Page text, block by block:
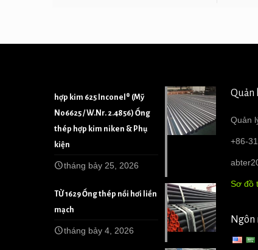
hợp kim 625 Inconel® (Mỹ
N06625 / W.Nr. 2.4856) Ống
thép hợp kim niken & Phụ
kiện
tháng bảy 25, 2026
TỪ 1629 Ống thép nồi hơi liền
mạch
tháng bảy 4, 2026
Quản
Quản
+86-
Sơ đồ
Ngôn